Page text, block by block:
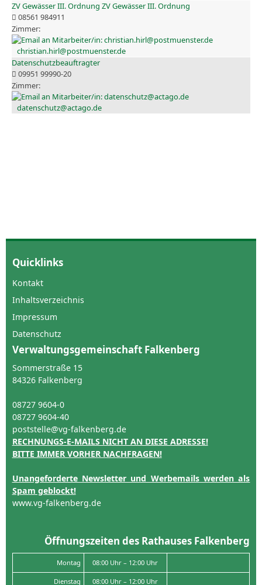
ZV Gewässer III. Ordnung ZV Gewässer III. Ordnung
08561 984911
christian.hirl@postmuenster.de
Datenschutzbeauftragter
09951 99990-20
datenschutz@actago.de
Quicklinks
Kontakt
Inhaltsverzeichnis
Impressum
Datenschutz
Verwaltungsgemeinschaft Falkenberg
Sommerstraße 15
84326 Falkenberg
08727 9604-0
08727 9604-40
poststelle@vg-falkenberg.de
RECHNUNGS-E-MAILS NICHT AN DIESE ADRESSE!
BITTE IMMER VORHER NACHFRAGEN!
Unangeforderte Newsletter und Werbemails werden als
Spam geblockt!
www.vg-falkenberg.de
Öffnungszeiten des Rathauses Falkenberg
Montag 08:00 Uhr – 12:00 Uhr
Dienstag 08:00 Uhr – 12:00 Uhr